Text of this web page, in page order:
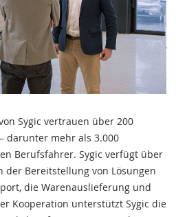
Sygic vertrauen über 200
darunter mehr als 3.000
Berufsfahrer. Sygic verfügt über
Bereitstellung von Lösungen
die Warenauslieferung und
Kooperation unterstützt Sygic die